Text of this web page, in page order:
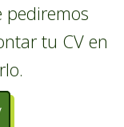
pediremos
tu CV en